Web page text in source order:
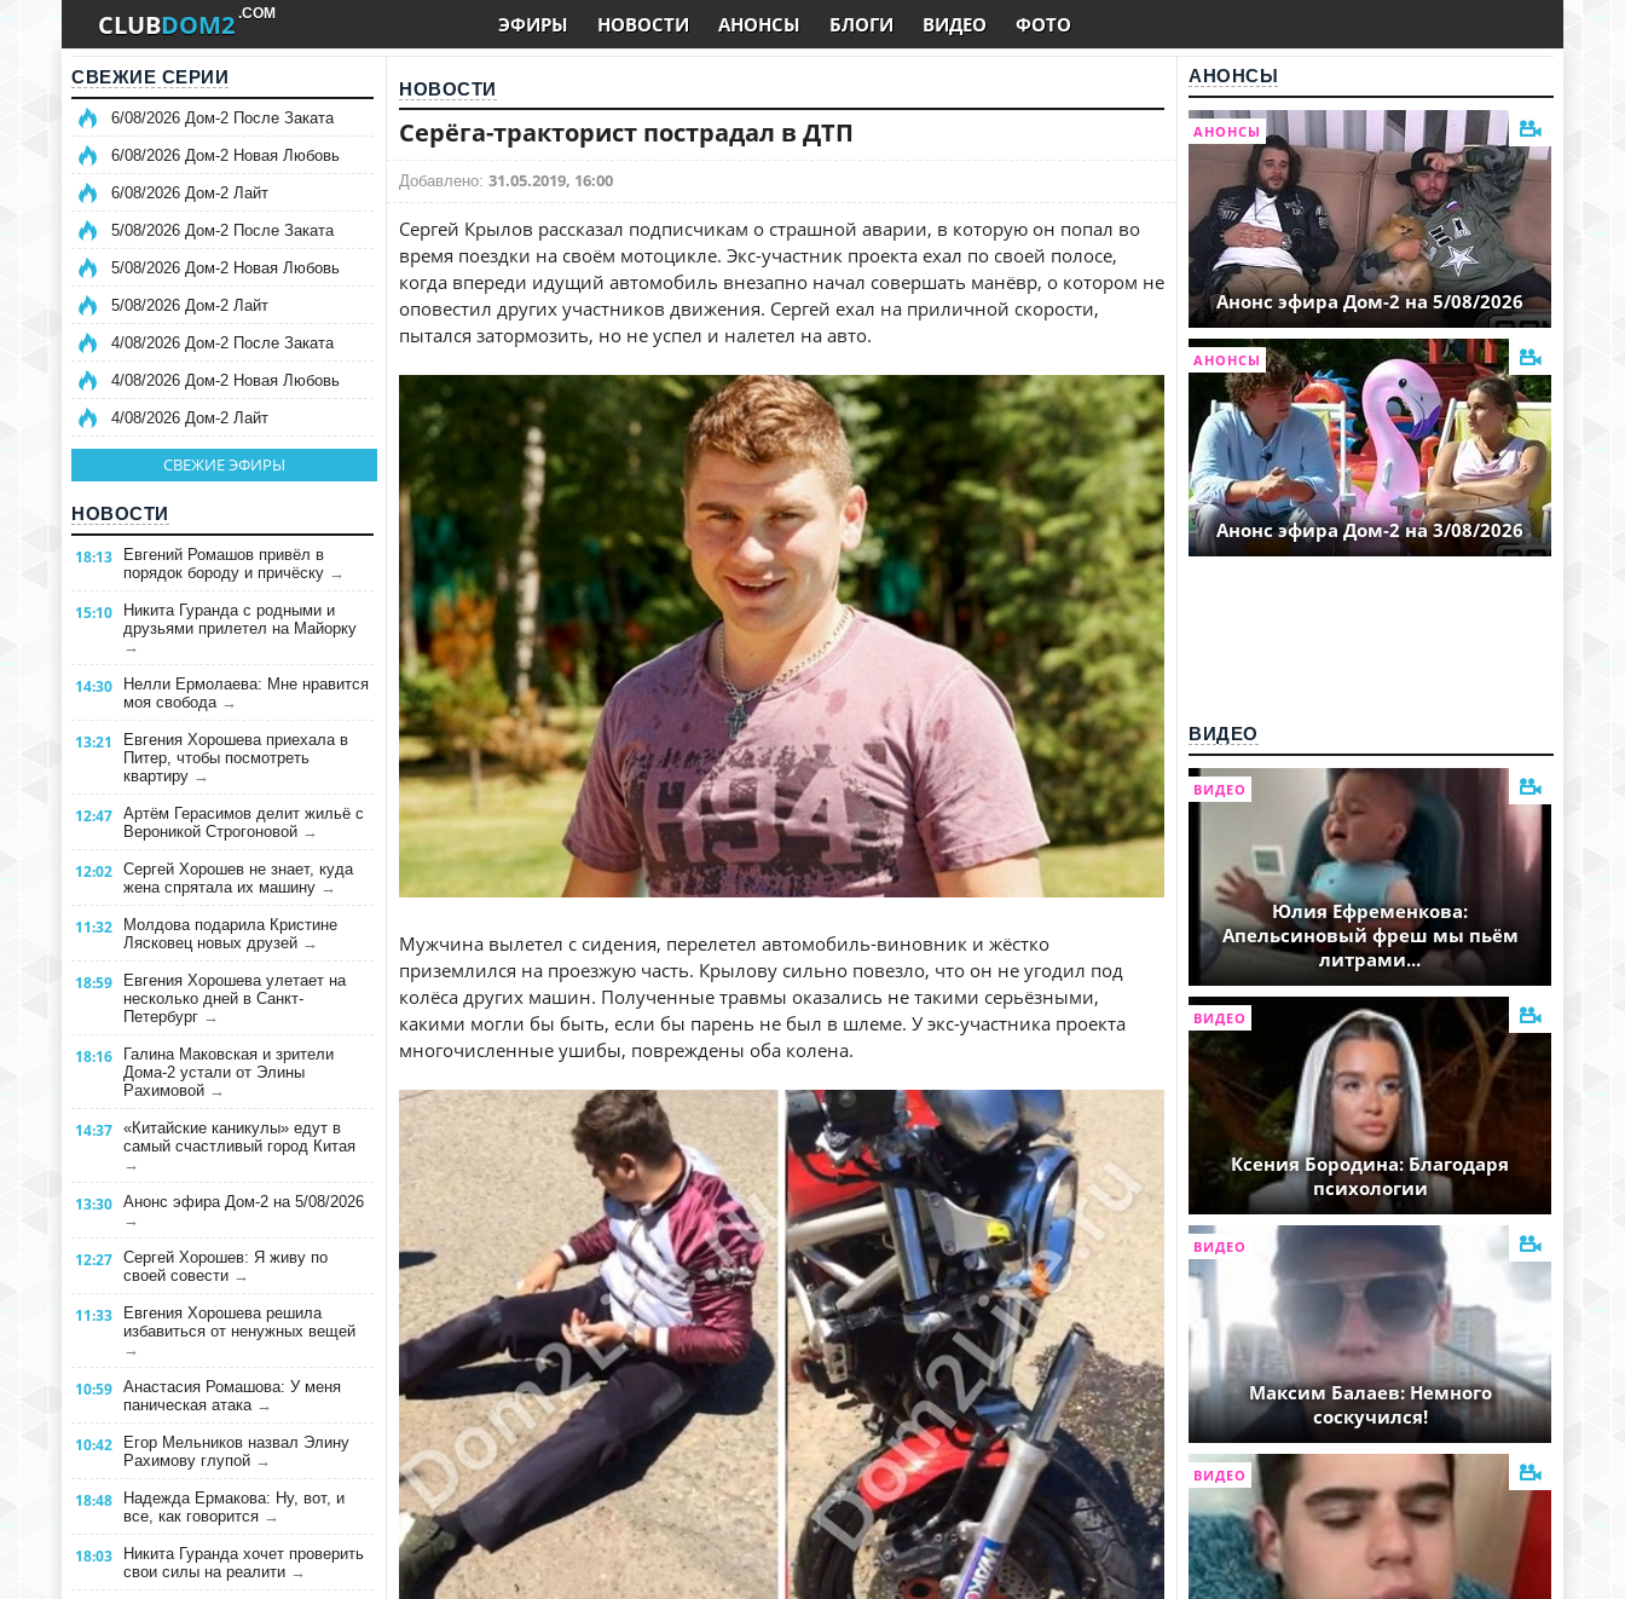
CLUBDOM2 .COM ЭФИРЫ НОВОСТИ АНОНСЫ БЛОГИ ВИДЕО ФОТО
СВЕЖИЕ СЕРИИ
6/08/2026 Дом-2 После Заката
6/08/2026 Дом-2 Новая Любовь
6/08/2026 Дом-2 Лайт
5/08/2026 Дом-2 После Заката
5/08/2026 Дом-2 Новая Любовь
5/08/2026 Дом-2 Лайт
4/08/2026 Дом-2 После Заката
4/08/2026 Дом-2 Новая Любовь
4/08/2026 Дом-2 Лайт
СВЕЖИЕ ЭФИРЫ
НОВОСТИ
18:13
Евгений Ромашов привёл в
порядок бороду и причёску →
15:10
Никита Гуранда с родными и
друзьями прилетел на Майорку
→
14:30
Нелли Ермолаева: Мне нравится
моя свобода →
13:21
Евгения Хорошева приехала в
Питер, чтобы посмотреть
квартиру →
12:47 Артём Герасимов делит жильё с
Вероникой Строгоновой →
12:02 Сергей Хорошев не знает, куда
жена спрятала их машину →
11:32
Молдова подарила Кристине
Лясковец новых друзей →
18:59
Евгения Хорошева улетает на
несколько дней в Санкт-
Петербург →
18:16
Галина Маковская и зрители
Дома-2 устали от Элины
Рахимовой →
14:37 «Китайские каникулы» едут в
самый счастливый город Китая
→
13:30 Анонс эфира Дом-2 на 5/08/2026
→
12:27 Сергей Хорошев: Я живу по
своей совести →
11:33
Евгения Хорошева решила
избавиться от ненужных вещей
→
10:59 Анастасия Ромашова: У меня
паническая атака →
10:42
Егор Мельников назвал Элину
Рахимову глупой →
18:48
Надежда Ермакова: Ну, вот, и
все, как говорится →
18:03
Никита Гуранда хочет проверить
свои силы на реалити →
НОВОСТИ
Серёга-тракторист пострадал в ДТП
Добавлено: 31.05.2019, 16:00
Сергей Крылов рассказал подписчикам о страшной аварии, в которую он попал во
время поездки на своём мотоцикле. Экс-участник проекта ехал по своей полосе,
когда впереди идущий автомобиль внезапно начал совершать манёвр, о котором не
оповестил других участников движения. Сергей ехал на приличной скорости,
пытался затормозить, но не успел и налетел на авто.
Мужчина вылетел с сидения, перелетел автомобиль-виновник и жёстко
приземлился на проезжую часть. Крылову сильно повезло, что он не угодил под
колёса других машин. Полученные травмы оказались не такими серьёзными,
какими могли бы быть, если бы парень не был в шлеме. У экс-участника проекта
многочисленные ушибы, повреждены оба колена.
АНОНСЫ
АНОНСЫ
Анонс эфира Дом-2 на 5/08/2026
АНОНСЫ
Анонс эфира Дом-2 на 3/08/2026
ВИДЕО
ВИДЕО
Юлия Ефременкова:
Апельсиновый фреш мы пьём
литрами...
ВИДЕО
Ксения Бородина: Благодаря
психологии
ВИДЕО
Максим Балаев: Немного
соскучился!
ВИДЕО